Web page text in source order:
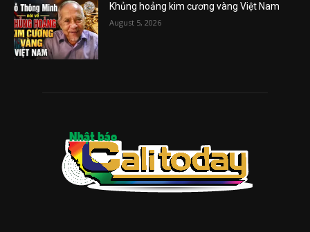
Khủng hoảng kim cương vàng Việt Nam
August 5, 2026